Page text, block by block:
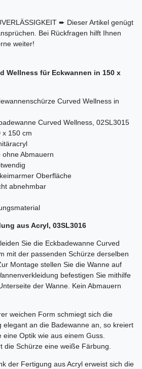
➨ Dieser Artikel genügt
Bei Rückfragen hilft Ihnen
weiter!
Wellness für Eckwannen in 150 x
Curved Wellness in
Curved Wellness, 02SL3015
x 150 cm
Abmauern
Oberfläche
abnehmbar
aus Acryl, 03SL3016
Sie die Eckbadewanne Curved
mit der passenden Schürze derselben
Montage stellen Sie die Wanne auf
befestigen Sie mithilfe
der Wanne. Kein Abmauern
weichen Form schmiegt sich die
elegant an die Badewanne an, so kreiert
eine Optik wie aus einem Guss.
die Schürze eine weiße Färbung.
der Fertigung aus Acryl erweist sich die